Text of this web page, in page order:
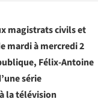
magistrats civils et
mardi à mercredi 2
Félix-Antoine
série
la télévision